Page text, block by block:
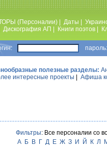
(Персоналии) Даты
Дискография АП Книги поэтов
пароль:
полезные разделы:
интересные проекты Афиша
Фильтры: Все персоналии со
А
Б В Г Д Е Ж З И Й К Л